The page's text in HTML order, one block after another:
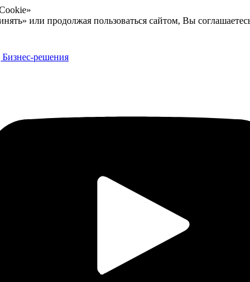
или продолжая пользоваться сайтом, Вы
Бизнес-решения